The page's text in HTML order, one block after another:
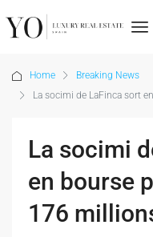
Home
Breaking News
La socimi de LaFinca sort
La socimi
en bourse
176